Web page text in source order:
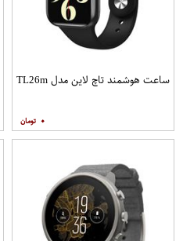
ساعت هوشمند تاچ لاین مدل TL26m
۰